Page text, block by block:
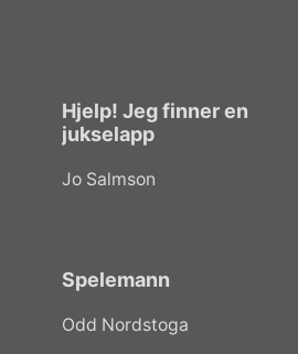
Hjelp! Jeg finner en
jukselapp
Jo Salmson
Spelemann
Odd Nordstoga